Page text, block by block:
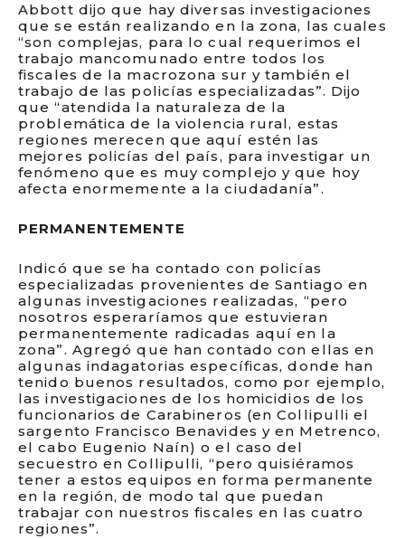
Abbott dijo que hay diversas investigaciones
que se están realizando en la zona, las cuales
“son complejas, para lo cual requerimos el
trabajo mancomunado entre todos los
fiscales de la macrozona sur y también el
trabajo de las policías especializadas”. Dijo
que “atendida la naturaleza de la
problemática de la violencia rural, estas
regiones merecen que aquí estén las
mejores policías del país, para investigar un
fenómeno que es muy complejo y que hoy
afecta enormemente a la ciudadanía”.
PERMANENTEMENTE
Indicó que se ha contado con policías
especializadas provenientes de Santiago en
algunas investigaciones realizadas, “pero
nosotros esperaríamos que estuvieran
permanentemente radicadas aquí en la
zona”. Agregó que han contado con ellas en
algunas indagatorias específicas, donde han
tenido buenos resultados, como por ejemplo,
las investigaciones de los homicidios de los
funcionarios de Carabineros (en Collipulli el
sargento Francisco Benavides y en Metrenco,
el cabo Eugenio Naín) o el caso del
secuestro en Collipulli, “pero quisiéramos
tener a estos equipos en forma permanente
en la región, de modo tal que puedan
trabajar con nuestros fiscales en las cuatro
regiones”.